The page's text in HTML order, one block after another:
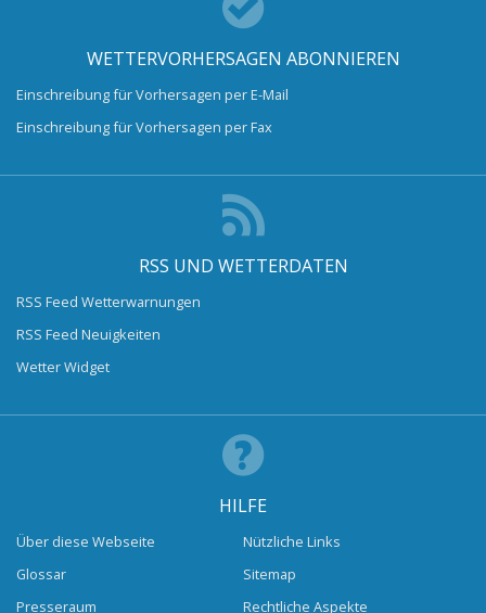
WETTERVORHERSAGEN ABONNIEREN
Einschreibung für Vorhersagen per E-Mail
Einschreibung für Vorhersagen per Fax
RSS UND WETTERDATEN
RSS Feed Wetterwarnungen
RSS Feed Neuigkeiten
Wetter Widget
HILFE
Über diese Webseite
Glossar
Presseraum
Nützliche Links
Sitemap
Rechtliche Aspekte